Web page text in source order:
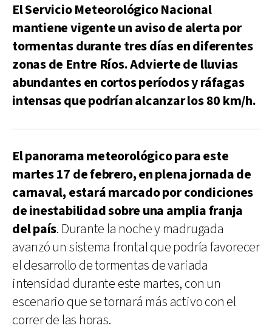
El Servicio Meteorológico Nacional
mantiene vigente un aviso de alerta por
tormentas durante tres días en diferentes
zonas de Entre Ríos. Advierte de lluvias
abundantes en cortos períodos y ráfagas
intensas que podrían alcanzar los 80 km/h.
El panorama meteorológico para este
martes 17 de febrero, en plena jornada de
carnaval, estará marcado por condiciones
de inestabilidad sobre una amplia franja
del país. Durante la noche y madrugada
avanzó un sistema frontal que podría favorecer
el desarrollo de tormentas de variada
intensidad durante este martes, con un
escenario que se tornará más activo con el
correr de las horas.